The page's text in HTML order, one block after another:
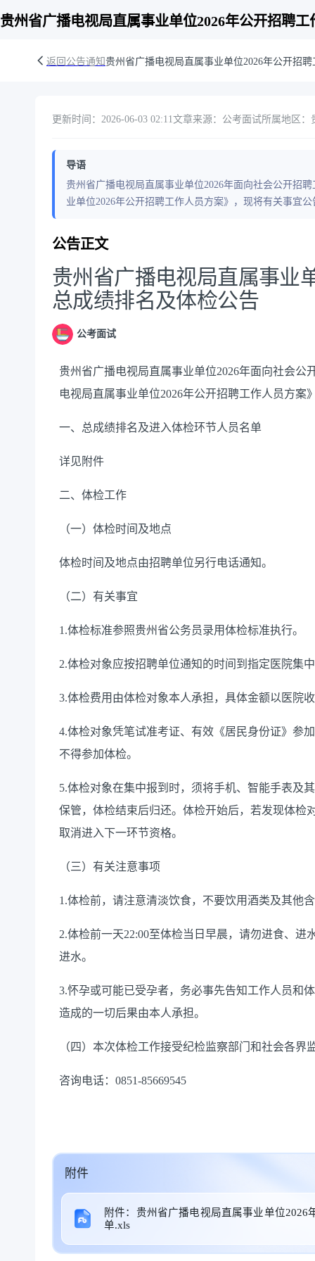
贵州省广播电视局直属事业单位2026年公开招聘
返回公告通知贵州省广播电视局直属事业单位2026年公开招
更新时间：2026-06-03 02:11文章来源：公考面试所属地区：
导语
贵州省广播电视局直属事业单位2026年面向社会公开招
业单位2026年公开招聘工作人员方案》，现将有关事宜
公告正文
贵州省广播电视局直属事业
总成绩排名及体检公告
公考面试
贵州省广播电视局直属事业单位2026年面向社会
电视局直属事业单位2026年公开招聘工作人员方案
一、总成绩排名及进入体检环节人员名单
详见附件
二、体检工作
（一）体检时间及地点
体检时间及地点由招聘单位另行电话通知。
（二）有关事宜
1.体检标准参照贵州省公务员录用体检标准执行。
2.体检对象应按招聘单位通知的时间到指定医院集
3.体检费用由体检对象本人承担，具体金额以医院
4.体检对象凭笔试准考证、有效《居民身份证》参
不得参加体检。
5.体检对象在集中报到时，须将手机、智能手表及
保管，体检结束后归还。体检开始后，若发现体检
取消进入下一环节资格。
（三）有关注意事项
1.体检前，请注意清淡饮食，不要饮用酒类及其他
2.体检前一天22:00至体检当日早晨，请勿进食、
进水。
3.怀孕或可能已受孕者，务必事先告知工作人员和
造成的一切后果由本人承担。
（四）本次体检工作接受纪检监察部门和社会各界
咨询电话：0851-85669545
附件
附件：贵州省广播电视局直属事业单位
单.xls